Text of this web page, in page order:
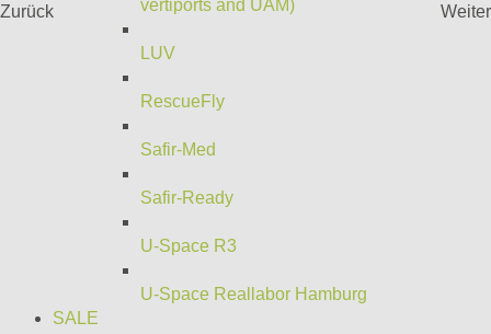
vertiports and UAM)
LUV
RescueFly
Safir-Med
Safir-Ready
U-Space R3
U-Space Reallabor Hamburg
SALE
Zurück Weiter